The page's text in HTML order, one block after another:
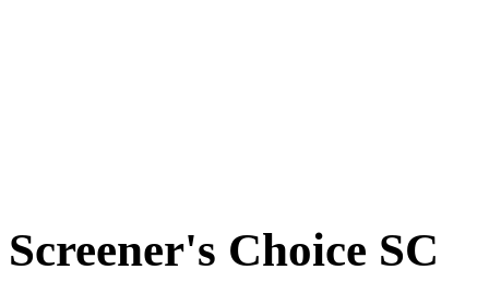
Screener's Choice SC